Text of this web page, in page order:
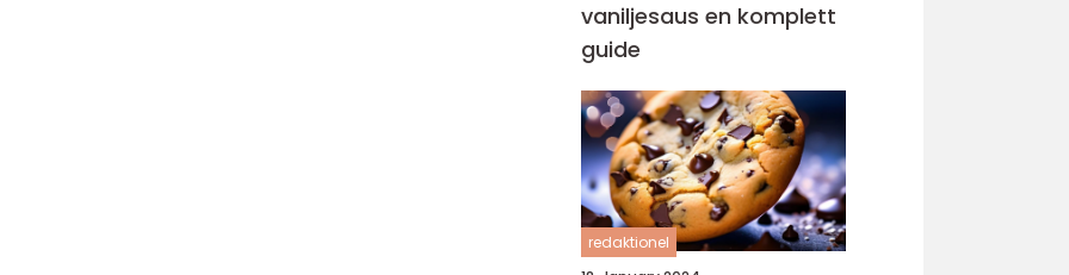
vaniljesaus en komplett
guide
redaktionel